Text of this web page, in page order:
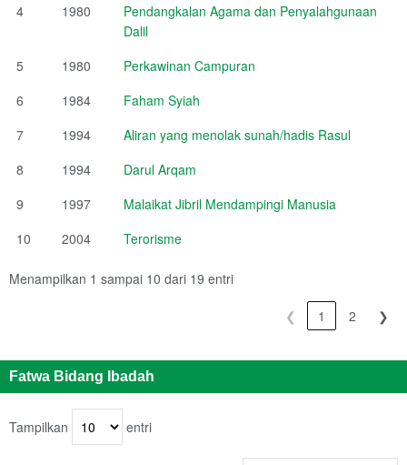
4
1980
Pendangkalan Agama dan Penyalahgunaan
Dalil
5
1980
Perkawinan Campuran
6
1984
Faham Syiah
7
1994
Aliran yang menolak sunah/hadis Rasul
8
1994
Darul Arqam
9
1997
Malaikat Jibril Mendampingi Manusia
10
2004 Terorisme
Menampilkan 1 sampai 10 dari 19 entri
❮ 1 2 ❯
Fatwa Bidang Ibadah
Tampilkan entri